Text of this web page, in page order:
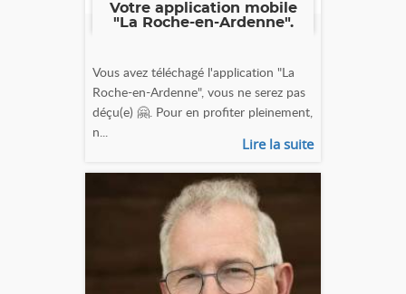
Votre application mobile
"La Roche-en-Ardenne".
Vous avez téléchagé l'application "La
Roche-en-Ardenne", vous ne serez pas
déçu(e) 🤗. Pour en profiter pleinement,
n...
Lire la suite